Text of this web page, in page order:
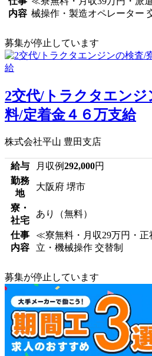
内容 械操作・製造オペレーター
募集が停止しています
2交代/トラクタエンジ
料/定着金４６万支給
株式会社平山 豊田支店
給与 月収例292,000円
勤務
地
大阪府 堺市
寮・
社宅
あり（無料）
仕事
内容
≪寮無料・月収29万円・
立・機械操作 交替制
募集が停止しています